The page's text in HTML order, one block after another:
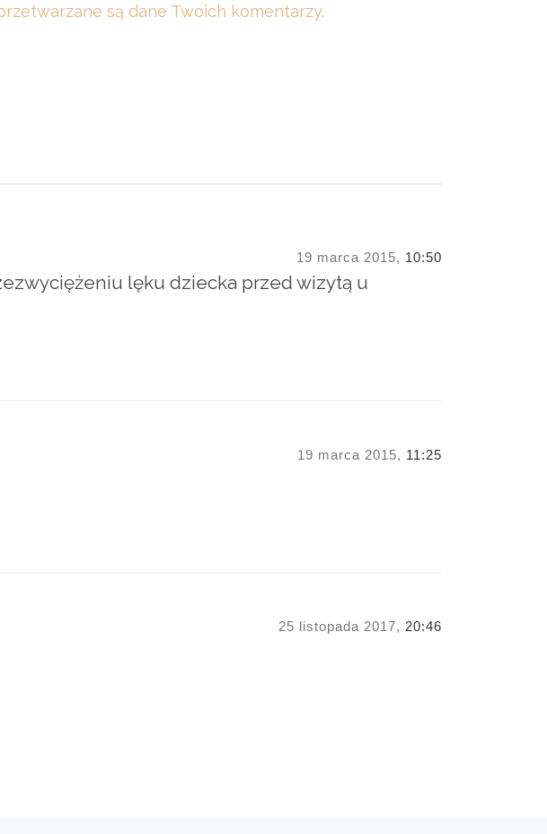
są dane Twoich komentarzy.
19 marca 2015, 10:50
lęku dziecka przed wizytą u
19 marca 2015, 11:25
25 listopada 2017, 20:46